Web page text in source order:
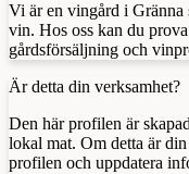
Vi är en vingård i
vin. Hos oss kan du
gårdsförsäljning och
Är detta din verksamhet?
Den här profilen är
lokal mat. Om detta är
profilen och uppdatera